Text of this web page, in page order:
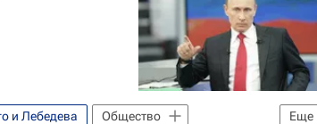
Еще
и Лебедева
Общество